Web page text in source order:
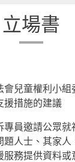
立場書
會兒童權利小
援措施的建議
專員邀請公眾
題人士、其家人
服務提供資料或